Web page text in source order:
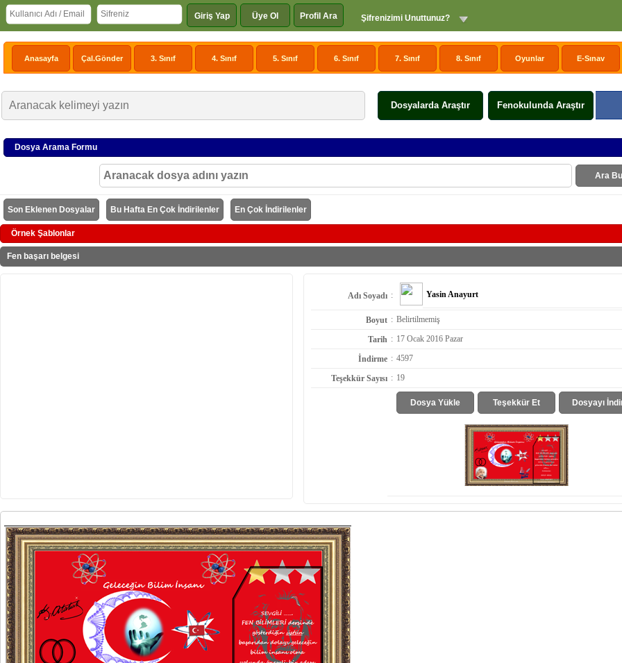
Giriş Yap Üye Ol Profil Ara Şifrenizimi Unuttunuz?
Anasayfa Çal.Gönder 3. Sınıf 4. Sınıf 5. Sınıf 6. Sınıf 7. Sınıf 8. Sınıf Oyunlar E-Sınav
Dosyalarda Araştır Fenokulunda Araştır
Dosya Arama Formu
Ara
Son Eklenen Dosyalar Bu Hafta En Çok İndirilenler En Çok İndirilenler
Örnek Şablonlar
Fen başarı belgesi
Adı Soyadı : Yasin Anayurt
Boyut : Belirtilmemiş
Tarih : 17 Ocak 2016 Pazar
İndirme : 4597
Teşekkür Sayısı : 19
Dosya Yükle Teşekkür Et Dosyayı